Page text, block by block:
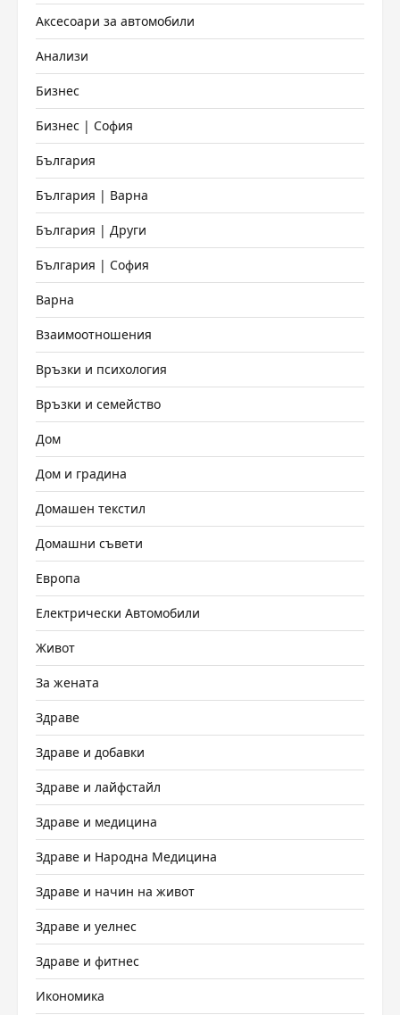
Аксесоари за автомобили
Анализи
Бизнес
Бизнес | София
България
България | Варна
България | Други
България | София
Варна
Взаимоотношения
Връзки и психология
Връзки и семейство
Дом
Дом и градина
Домашен текстил
Домашни съвети
Европа
Електрически Автомобили
Живот
За жената
Здраве
Здраве и добавки
Здраве и лайфстайл
Здраве и медицина
Здраве и Народна Медицина
Здраве и начин на живот
Здраве и уелнес
Здраве и фитнес
Икономика